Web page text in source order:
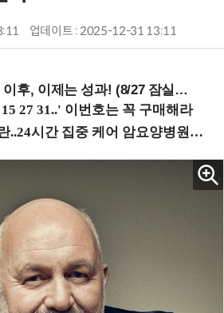
업데이트 : 2025-12-31 13:11
후, 이제는 성과! (8/27 잠실역)